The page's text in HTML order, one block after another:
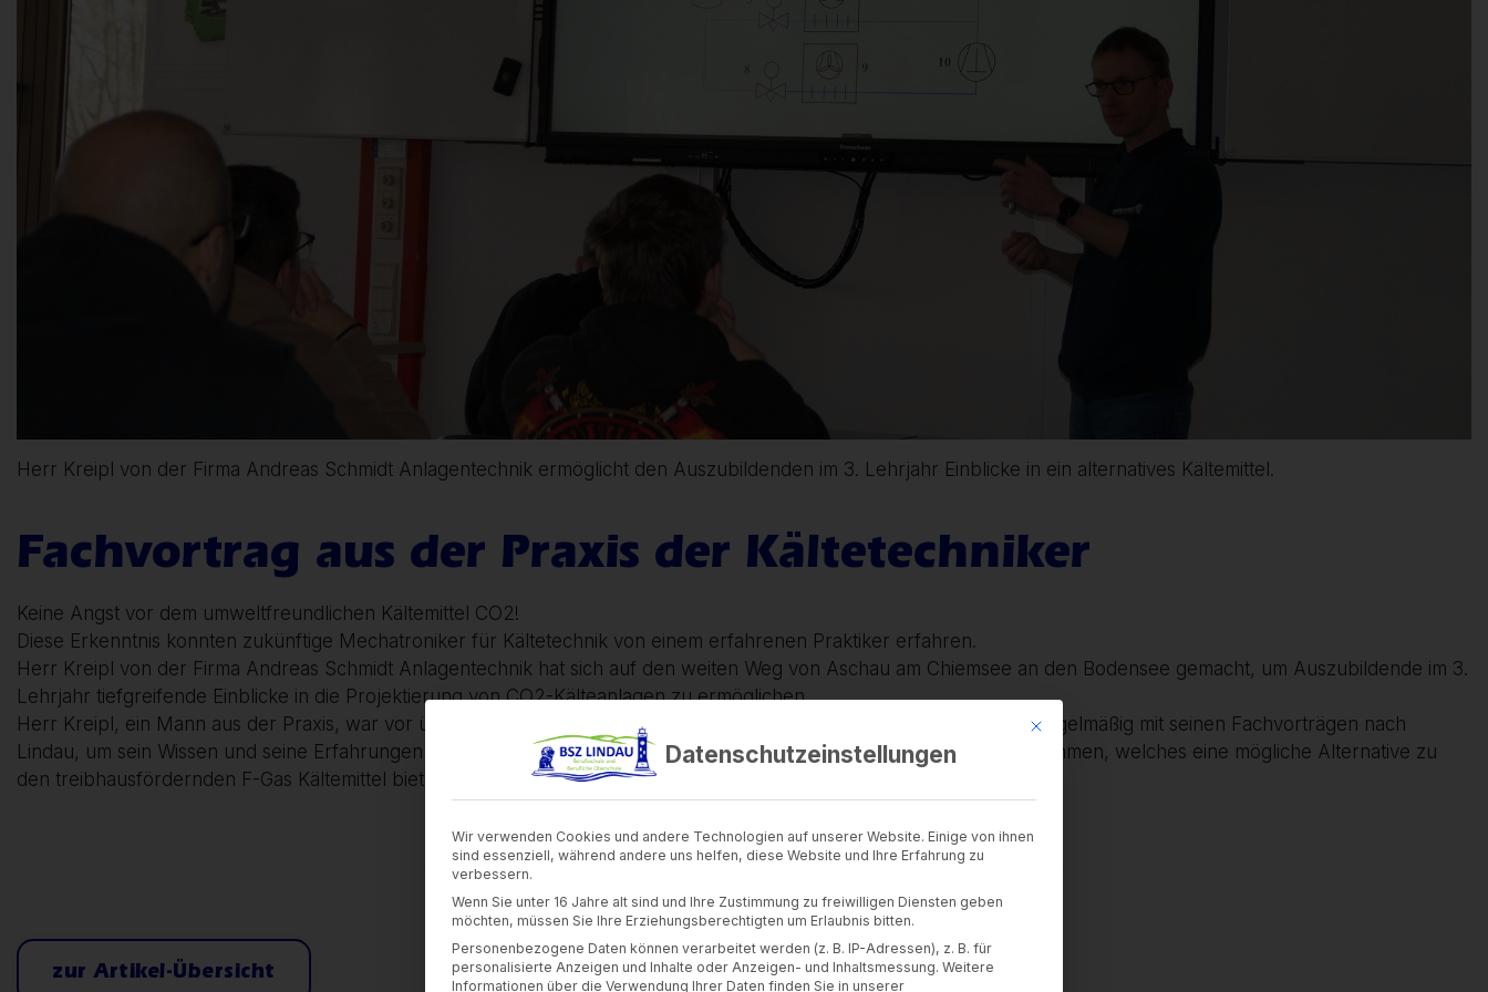
Herr Kreipl von der Firma Andreas Schmidt Anlagentechnik ermöglicht den Auszubildenden im 3. Lehrjahr Einblicke in ein alternatives Kältemittel.
Fachvortrag aus der Praxis der Kältetechniker
Keine Angst vor dem umweltfreundlichen Kältemittel CO2!
Diese Erkenntnis konnten zukünftige Mechatroniker für Kältetechnik von einem erfahrenen Praktiker erfahren.
Herr Kreipl von der Firma Andreas Schmidt Anlagentechnik hat sich auf den weiten Weg von Aschau am Chiemsee an den Bodensee gemacht, um Auszubildende im 3.
Lehrjahr tiefgreifende Einblicke in die Projektierung von CO2-Kälteanlagen zu ermöglichen.
Herr Kreipl, ein Mann aus der Praxis, war vor über 30 Jahren selbst Schüler an der Berufsschule Lindau und kommt regelmäßig mit seinen Fachvorträgen nach
Lindau, um sein Wissen und seine Erfahrungen weiterzugeben und damit auch die Angst vor dem Kältemittel CO2 zu nehmen, welches eine mögliche Alternative zu
den treibhausfördernden F-Gas Kältemittel bietet.
zur Artikel-Übersicht
Mit diesem Button wird der Dialog geschlossen. Seine Funktionalität
Datenschutzeinstellungen
Wir verwenden Cookies und andere Technologien auf unserer Website. Einige von ihnen
sind essenziell, während andere uns helfen, diese Website und Ihre Erfahrung zu
verbessern.
Wenn Sie unter 16 Jahre alt sind und Ihre Zustimmung zu freiwilligen Diensten geben
möchten, müssen Sie Ihre Erziehungsberechtigten um Erlaubnis bitten.
Personenbezogene Daten können verarbeitet werden (z. B. IP-Adressen), z. B. für
personalisierte Anzeigen und Inhalte oder Anzeigen- und Inhaltsmessung. Weitere
Informationen über die Verwendung Ihrer Daten finden Sie in unserer